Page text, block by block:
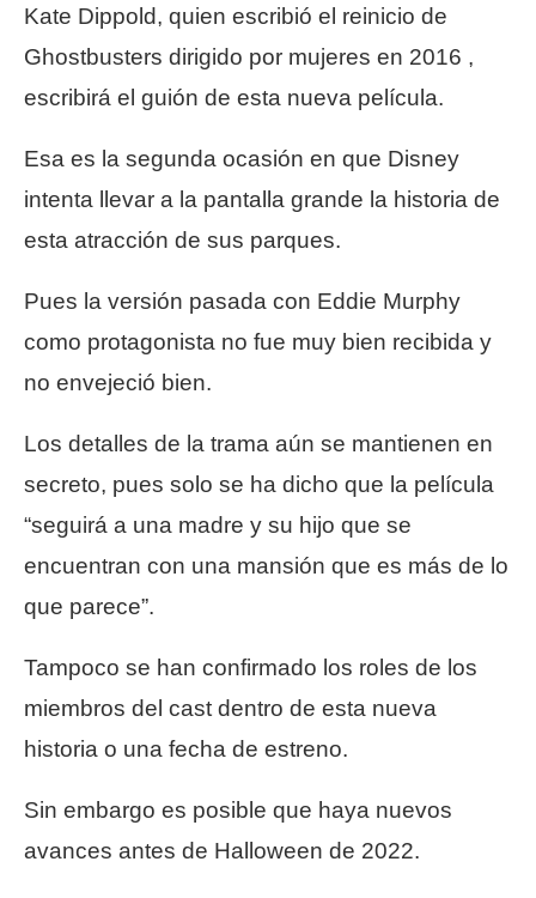
Kate Dippold, quien escribió el reinicio de
Ghostbusters dirigido por mujeres en 2016 ,
escribirá el guión de esta nueva película.
Esa es la segunda ocasión en que Disney
intenta llevar a la pantalla grande la historia de
esta atracción de sus parques.
Pues la versión pasada con Eddie Murphy
como protagonista no fue muy bien recibida y
no envejeció bien.
Los detalles de la trama aún se mantienen en
secreto, pues solo se ha dicho que la película
“seguirá a una madre y su hijo que se
encuentran con una mansión que es más de lo
que parece”.
Tampoco se han confirmado los roles de los
miembros del cast dentro de esta nueva
historia o una fecha de estreno.
Sin embargo es posible que haya nuevos
avances antes de Halloween de 2022.